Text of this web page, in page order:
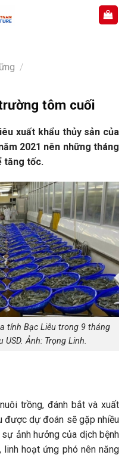
/
tôm cuối
xuất khẩu thủy sản của
2021 nên những tháng
tăng tốc.
tỉnh Bạc Liêu trong 9 tháng
Ảnh: Trọng Linh.
trồng, đánh bắt và xuất
được dự đoán sẽ gặp nhiều
ảnh hưởng của dịch bệnh
linh hoạt ứng phó nên năng